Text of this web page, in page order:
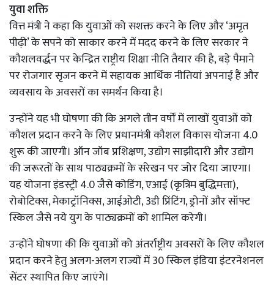
युवा शक्ति
वित्त मंत्री ने कहा कि युवाओं को सशक्त करने के लिए और ‘अमृत
पीढ़ी’ के सपने को साकार करने में मदद करने के लिए सरकार ने
कौशलवर्द्धन पर केन्द्रित राष्ट्रीय शिक्षा नीति तैयार की है, बड़े पैमाने
पर रोजगार सृजन करने में सहायक आर्थिक नीतियां अपनाई हैं और
व्यवसाय के अवसरों का समर्थन किया है।
उन्होंने यह भी घोषणा की कि अगले तीन वर्षों में लाखों युवाओं को
कौशल प्रदान करने के लिए प्रधानमंत्री कौशल विकास योजना 4.0
शुरू की जाएगी। ऑन जॉब प्रशिक्षण, उद्योग साझीदारी और उद्योग
की जरूरतों के साथ पाठ्यक्रमों के संरेखन पर जोर दिया जाएगा।
यह योजना इंडस्ट्री 4.0 जैसे कोडिंग, एआई (कृत्रिम बुद्धिमत्ता),
रोबोटिक्स, मेकाट्रॉनिक्स, आईओटी, 3डी प्रिंटिंग, ड्रोनों और सॉफ्ट
स्किल जैसे नये युग के पाठ्यक्रमों को शामिल करेगी।
उन्होंने घोषणा की कि युवाओं को अंतर्राष्ट्रीय अवसरों के लिए कौशल
प्रदान करने हेतु अलग-अलग राज्यों में 30 स्किल इंडिया इंटरनेशनल
सेंटर स्थापित किए जाएंगे।